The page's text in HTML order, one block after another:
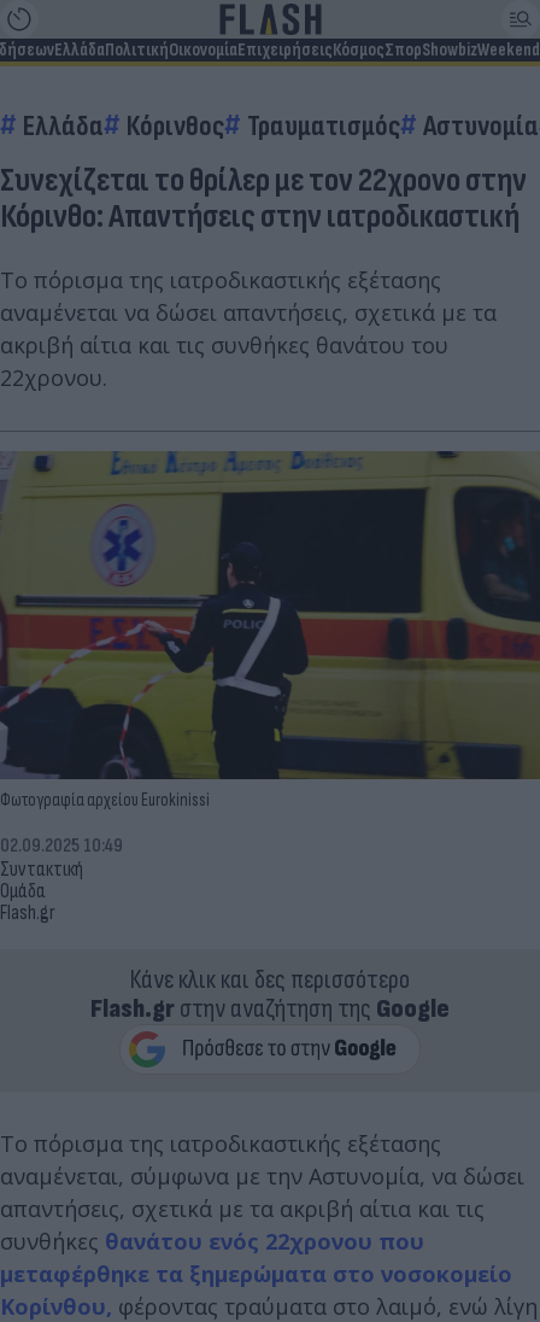
ΕλλάδαΠολιτικήΟικονομίαΕπιχειρήσειςΚόσμοςΣπορShowbizWeekend
Ελλάδα Κόρινθος Τραυματισμός Αστυνομία
Συνεχίζεται το θρίλερ με τον 22χρονο στην
Κόρινθο: Απαντήσεις στην ιατροδικαστική
Το πόρισμα της ιατροδικαστικής εξέτασης
αναμένεται να δώσει απαντήσεις, σχετικά με τα
ακριβή αίτια και τις συνθήκες θανάτου του
22χρονου.
Φωτογραφία αρχείου Eurokinissi
Συντακτική
Ομάδα
Flash.gr
02.09.2025 10:49
Κάνε κλικ και δες περισσότερο
Flash.grστην αναζήτηση της Google
Το πόρισμα της ιατροδικαστικής εξέτασης
αναμένεται, σύμφωνα με την Αστυνομία, να δώσει
απαντήσεις, σχετικά με τα ακριβή αίτια και τις
συνθήκες θανάτου ενός 22χρονου που
μεταφέρθηκε τα ξημερώματα στο νοσοκομείο
Κορίνθου, φέροντας τραύματα στο λαιμό, ενώ λίγη